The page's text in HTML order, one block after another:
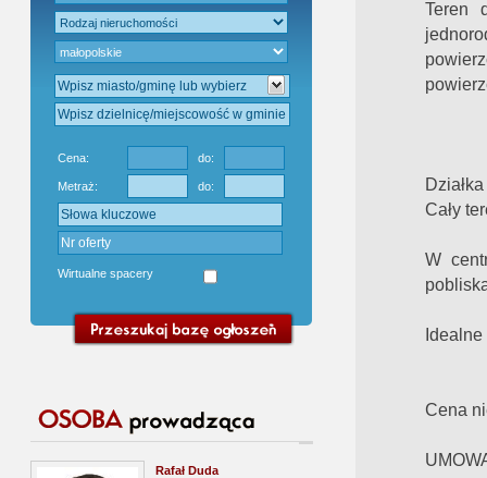
Cena: do:
Metraż: do:
Wirtualne spacery
Rafał Duda
Teren
Cały
W
Idealne
Cena